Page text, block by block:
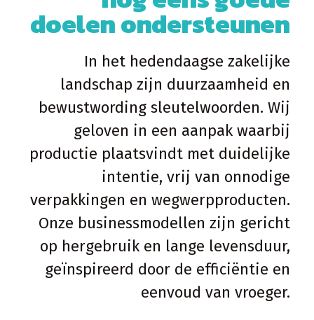
doelen ondersteunen
In het hedendaagse zakelijke
landschap zijn duurzaamheid en
bewustwording sleutelwoorden. Wij
geloven in een aanpak waarbij
productie plaatsvindt met duidelijke
intentie, vrij van onnodige
verpakkingen en wegwerpproducten.
Onze businessmodellen zijn gericht
op hergebruik en lange levensduur,
geïnspireerd door de efficiëntie en
eenvoud van vroeger.